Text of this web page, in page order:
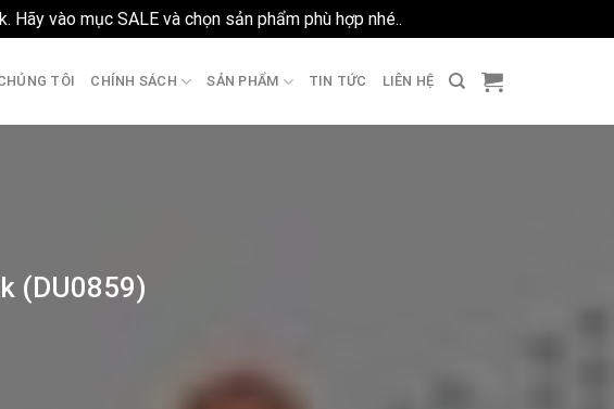
vào mục SALE và chọn sản phẩm phù hợp nhé..
TÔI CHÍNH SÁCH SẢN PHẨM TIN TỨC LIÊN HỆ
(DU0859)